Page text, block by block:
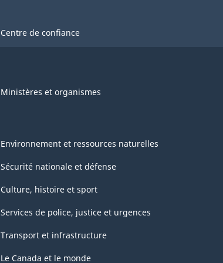
Centre de confiance
Ministères et organismes
Environnement et ressources naturelles
Sécurité nationale et défense
Culture, histoire et sport
Services de police, justice et urgences
Transport et infrastructure
Le Canada et le monde